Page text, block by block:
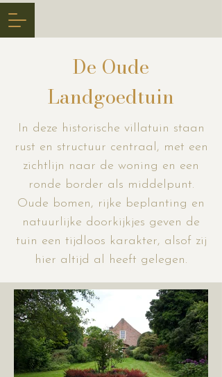
De Oude
Landgoedtuin
In deze historische villatuin staan
rust en structuur centraal, met een
zichtlijn naar de woning en een
ronde border als middelpunt.
Oude bomen, rijke beplanting en
natuurlijke doorkijkjes geven de
tuin een tijdloos karakter, alsof zij
hier altijd al heeft gelegen.